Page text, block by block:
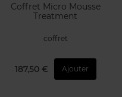
Coffret Micro Mousse
Treatment
coffret
187,50 € Ajouter